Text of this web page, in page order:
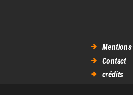
Mentions
Contact
crédits